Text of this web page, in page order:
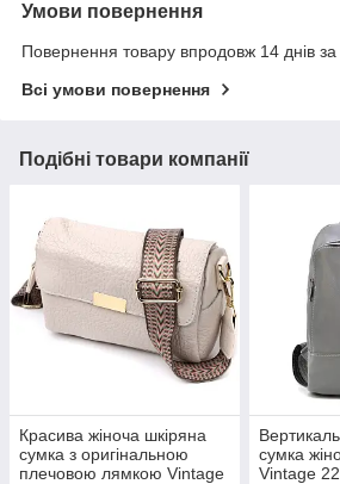
Умови повернення
Повернення товару впродовж 14 днів
Всі умови повернення
Подібні товари компанії
Красива жіноча шкіряна
сумка з оригінальною
плечовою лямкою Vintage
сумка
Vintage